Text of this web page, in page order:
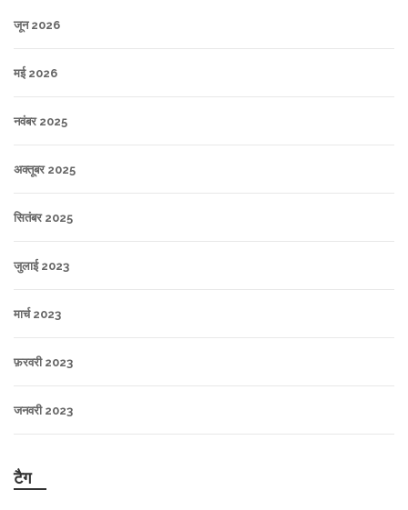
जून 2026
मई 2026
नवंबर 2025
अक्तूबर 2025
सितंबर 2025
जुलाई 2023
मार्च 2023
फ़रवरी 2023
जनवरी 2023
टैग